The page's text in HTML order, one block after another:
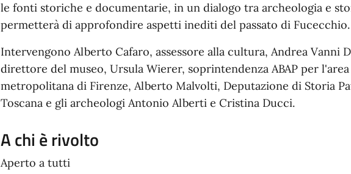
le fonti storiche e documentarie, in un dialogo tra archeologia e
permetterà di approfondire aspetti inediti del passato di Fucecchio.
Intervengono Alberto Cafaro, assessore alla cultura, Andrea Vanni
direttore del museo, Ursula Wierer, soprintendenza ABAP per l'area
metropolitana di Firenze, Alberto Malvolti, Deputazione di Storia
Toscana e gli archeologi Antonio Alberti e Cristina Ducci.
A chi è rivolto
Aperto a tutti